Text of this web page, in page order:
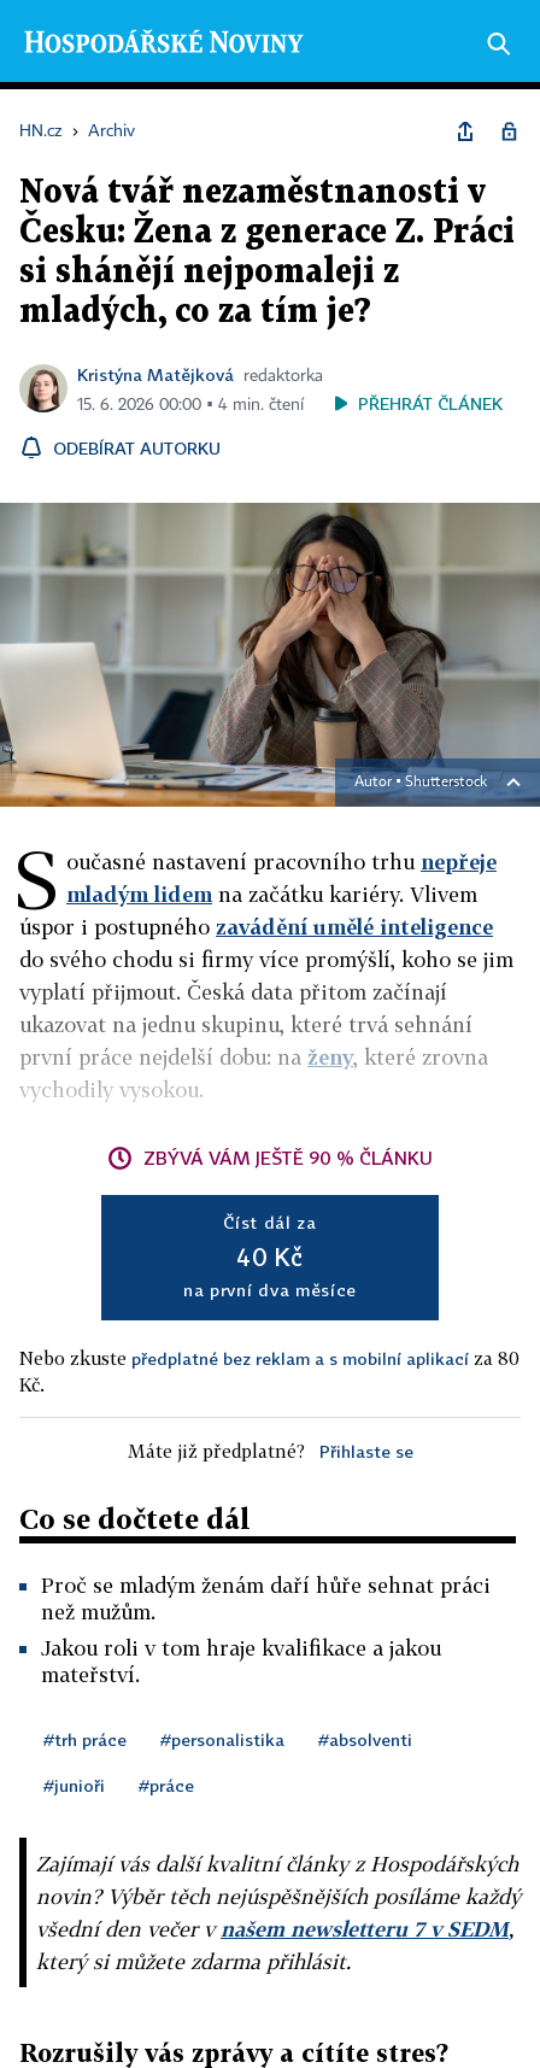
HN.cz › Archiv
Nová tvář nezaměstnanosti v
Česku: Žena z generace Z. Práci
si shánějí nejpomaleji z
mladých, co za tím je?
Kristýna Matějková
redaktorka
15. 6. 2026 00:00 ▪ 4 min. čtení
PŘEHRÁT ČLÁNEK
ODEBÍRAT AUTORKU
Autor ▪ Shutterstock
S oučasné nastavení pracovního trhu nepřeje
mladým lidem na začátku kariéry. Vlivem
úspor i postupného zavádění umělé inteligence
do svého chodu si firmy více promýšlí, koho se jim
vyplatí přijmout. Česká data přitom začínají
ukazovat na jednu skupinu, které trvá sehnání
první práce nejdelší dobu: na ženy, které zrovna
vychodily vysokou.
ZBÝVÁ VÁM JEŠTĚ 90 % ČLÁNKU
Číst dál za
40 Kč
na první dva měsíce
Nebo zkuste předplatné bez reklam a s mobilní aplikací za 80
Kč.
Máte již předplatné? Přihlaste se
Co se dočtete dál
Proč se mladým ženám daří hůře sehnat práci
než mužům.
Jakou roli v tom hraje kvalifikace a jakou
mateřství.
#trh práce #personalistika #absolventi
#junioři #práce
Zajímají vás další kvalitní články z Hospodářských
novin? Výběr těch nejúspěšnějších posíláme každý
všední den večer vnašem newsletteru 7 v SEDM,
který si můžete zdarma přihlásit.
Rozrušily vás zprávy a cítíte stres?